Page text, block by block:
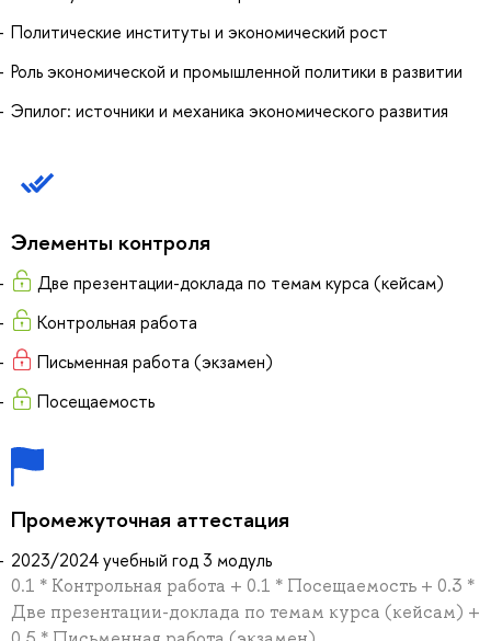
Политические институты и экономический рост
Роль экономической и промышленной политики в развитии
Эпилог: источники и механика экономического развития
Элементы контроля
Две презентации-доклада по темам курса (кейсам)
Контрольная работа
Письменная работа (экзамен)
Посещаемость
Промежуточная аттестация
2023/2024 учебный год 3 модуль
0.1 * Контрольная работа + 0.1 * Посещаемость + 0.3 *
Две презентации-доклада по темам курса (кейсам) +